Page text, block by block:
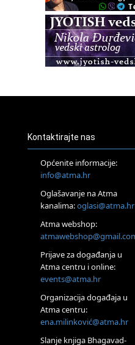
Zagreb
Osnovna radionica za
Healing course)
Access BARS®, otpusti stres
Pjesma srca / Zagreb
Tečaj Višeg Vodstva,
Online
Upisi u program
Online
Postanite Nositelj Vibracije
Visoko
Alemka Dauskardt –
konstelacija
Zagreb
HOD PO ŽERAVICI –
Kontaktirajte nas
Općenite informacije:
info@atma.hr
Oglašavanje na Atma
kanalima:oglasi@atma.hr
Atma webshop:
Prijave za događanja u
Atma centru i online:
events@atma.hr
Organizacija događaja u
Atma centru:
ena.milinković@atma.hr
Slanje knjiga Bhagavad-